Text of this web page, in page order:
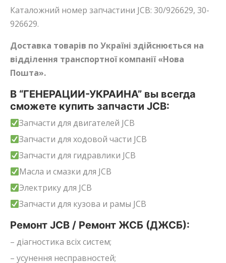
Каталожний номер запчастини JCB: 30/926629, 30-
926629.
Доставка товарів по Україні здійснюється на
відділення транспортної компанії «Нова
Пошта».
В “ГЕНЕРАЦИИ-УКРАИНА” вы всегда
сможете купить запчасти JCB:
Запчасти для двигателей JCB
Запчасти для ходовой части JCB
Запчасти для гидравлики JCB
Масла и смазки для JCB
Электрику для JCB
Запчасти для кузова и рамы JCB
Ремонт JCB / Ремонт ЖСБ (ДЖСБ):
– діагностика всіх систем;
– усунення несправностей;